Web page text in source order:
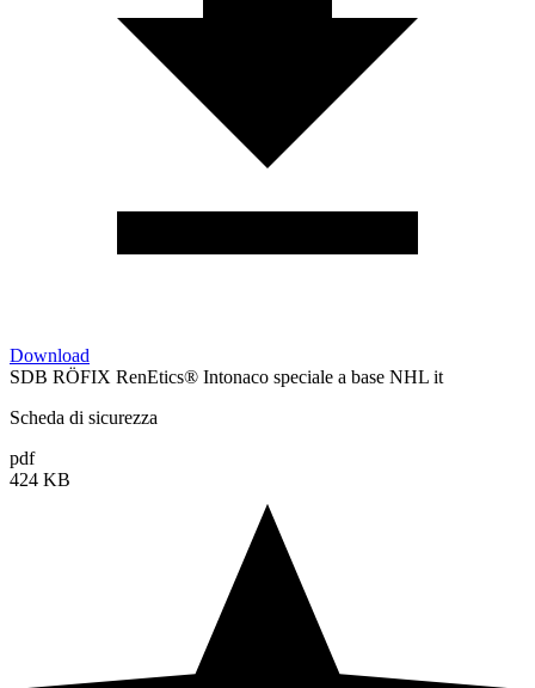
Download
SDB RÖFIX RenEtics® Intonaco speciale a base NHL it
Scheda di sicurezza
pdf
424 KB